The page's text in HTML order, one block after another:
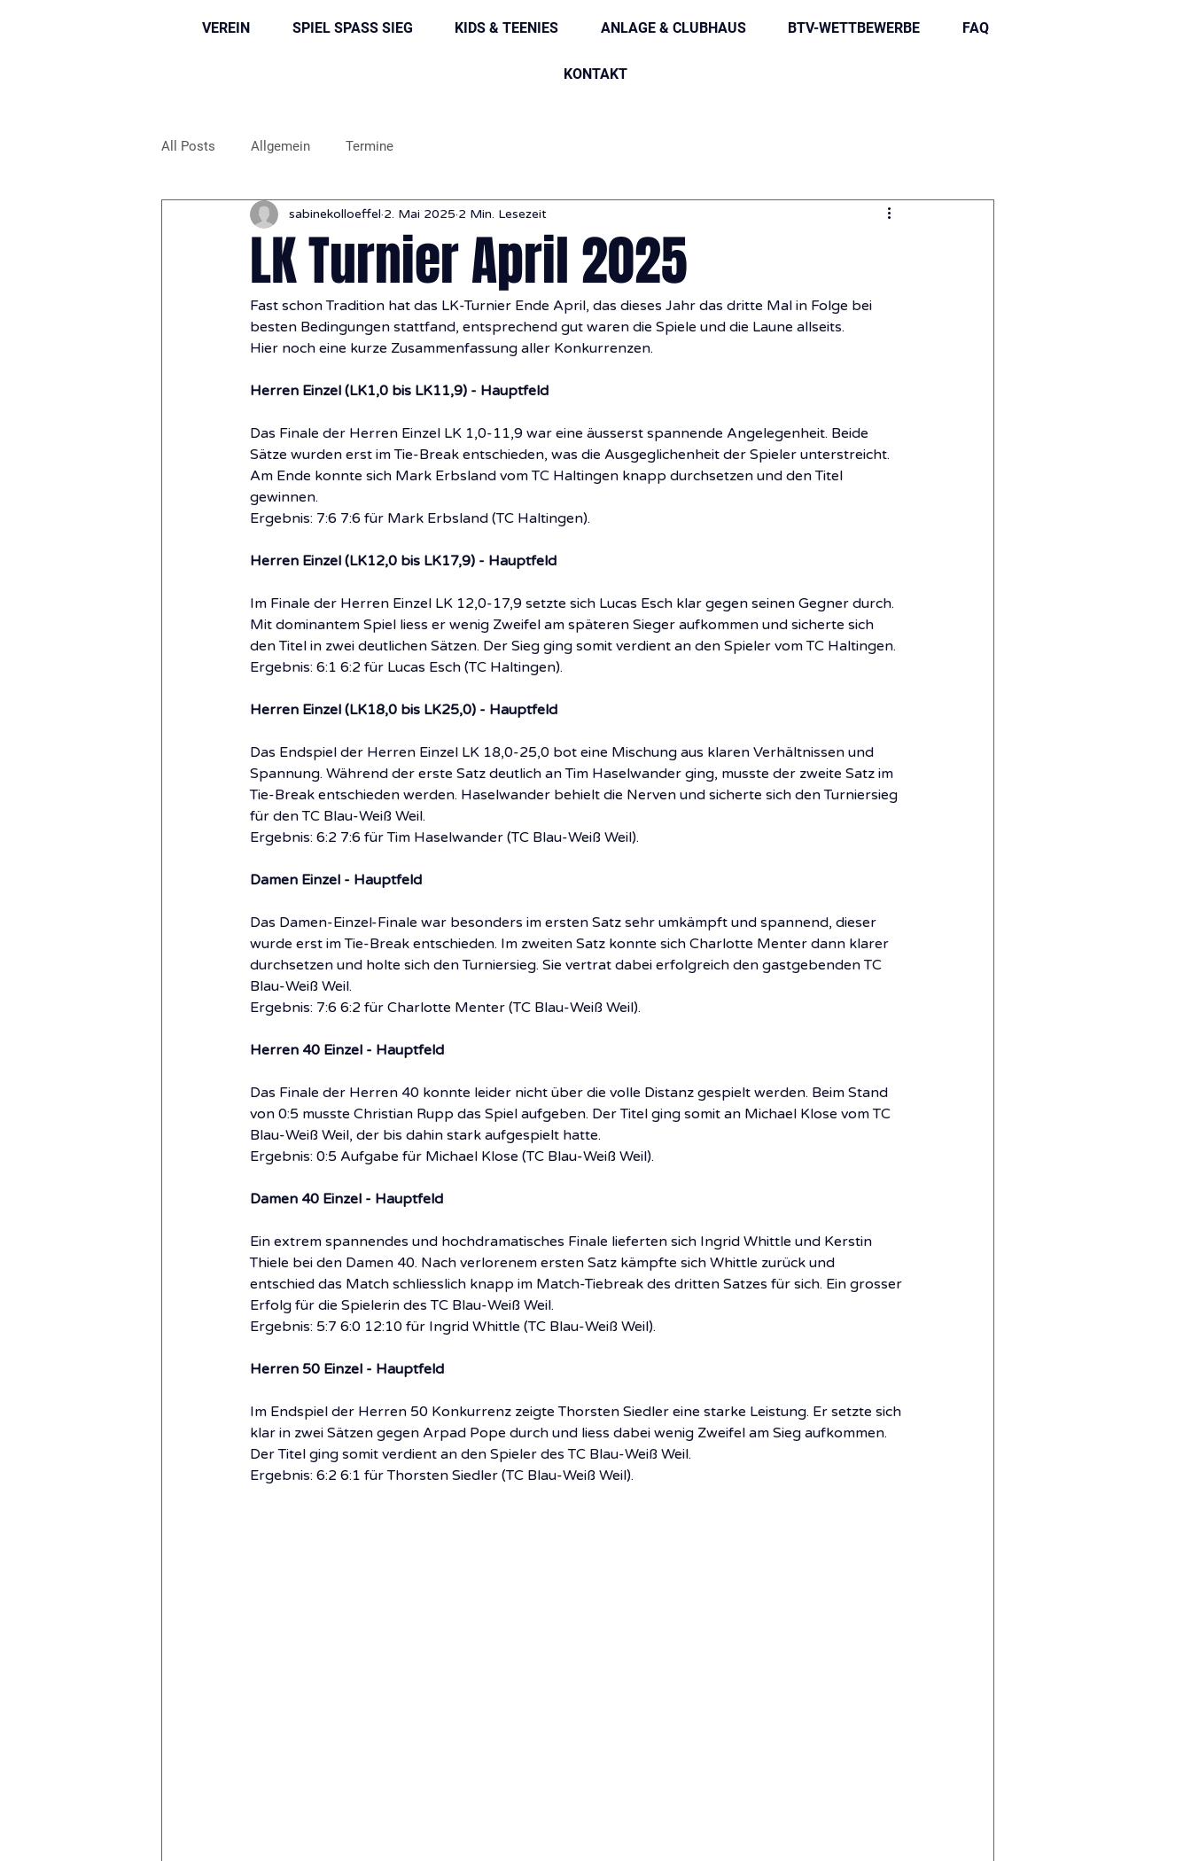
VEREIN SPIEL SPASS SIEG KIDS & TEENIES ANLAGE & CLUBHAUS BTV-WETTBEWERBE FAQ
KONTAKT
All Posts Allgemein Termine
LK Turnier April 2025
sabinekolloeffel 2. Mai 2025 2 Min. Lesezeit
Fast schon Tradition hat das LK-Turnier Ende April, das dieses Jahr das dritte Mal in Folge bei
besten Bedingungen stattfand, entsprechend gut waren die Spiele und die Laune allseits.
Hier noch eine kurze Zusammenfassung aller Konkurrenzen.
Herren Einzel (LK1,0 bis LK11,9) - Hauptfeld
Das Finale der Herren Einzel LK 1,0-11,9 war eine äusserst spannende Angelegenheit. Beide
Sätze wurden erst im Tie-Break entschieden, was die Ausgeglichenheit der Spieler unterstreicht.
Am Ende konnte sich Mark Erbsland vom TC Haltingen knapp durchsetzen und den Titel
gewinnen.
Ergebnis: 7:6 7:6 für Mark Erbsland (TC Haltingen).
Herren Einzel (LK12,0 bis LK17,9) - Hauptfeld
Im Finale der Herren Einzel LK 12,0-17,9 setzte sich Lucas Esch klar gegen seinen Gegner durch.
Mit dominantem Spiel liess er wenig Zweifel am späteren Sieger aufkommen und sicherte sich
den Titel in zwei deutlichen Sätzen. Der Sieg ging somit verdient an den Spieler vom TC Haltingen.
Ergebnis: 6:1 6:2 für Lucas Esch (TC Haltingen).
Herren Einzel (LK18,0 bis LK25,0) - Hauptfeld
Das Endspiel der Herren Einzel LK 18,0-25,0 bot eine Mischung aus klaren Verhältnissen und
Spannung. Während der erste Satz deutlich an Tim Haselwander ging, musste der zweite Satz im
Tie-Break entschieden werden. Haselwander behielt die Nerven und sicherte sich den Turniersieg
für den TC Blau-Weiß Weil.
Ergebnis: 6:2 7:6 für Tim Haselwander (TC Blau-Weiß Weil).
Damen Einzel - Hauptfeld
Das Damen-Einzel-Finale war besonders im ersten Satz sehr umkämpft und spannend, dieser
wurde erst im Tie-Break entschieden. Im zweiten Satz konnte sich Charlotte Menter dann klarer
durchsetzen und holte sich den Turniersieg. Sie vertrat dabei erfolgreich den gastgebenden TC
Blau-Weiß Weil.
Ergebnis: 7:6 6:2 für Charlotte Menter (TC Blau-Weiß Weil).
Herren 40 Einzel - Hauptfeld
Das Finale der Herren 40 konnte leider nicht über die volle Distanz gespielt werden. Beim Stand
von 0:5 musste Christian Rupp das Spiel aufgeben. Der Titel ging somit an Michael Klose vom TC
Blau-Weiß Weil, der bis dahin stark aufgespielt hatte.
Ergebnis: 0:5 Aufgabe für Michael Klose (TC Blau-Weiß Weil).
Damen 40 Einzel - Hauptfeld
Ein extrem spannendes und hochdramatisches Finale lieferten sich Ingrid Whittle und Kerstin
Thiele bei den Damen 40. Nach verlorenem ersten Satz kämpfte sich Whittle zurück und
entschied das Match schliesslich knapp im Match-Tiebreak des dritten Satzes für sich. Ein grosser
Erfolg für die Spielerin des TC Blau-Weiß Weil.
Ergebnis: 5:7 6:0 12:10 für Ingrid Whittle (TC Blau-Weiß Weil).
Herren 50 Einzel - Hauptfeld
Im Endspiel der Herren 50 Konkurrenz zeigte Thorsten Siedler eine starke Leistung. Er setzte sich
klar in zwei Sätzen gegen Arpad Pope durch und liess dabei wenig Zweifel am Sieg aufkommen.
Der Titel ging somit verdient an den Spieler des TC Blau-Weiß Weil.
Ergebnis: 6:2 6:1 für Thorsten Siedler (TC Blau-Weiß Weil).